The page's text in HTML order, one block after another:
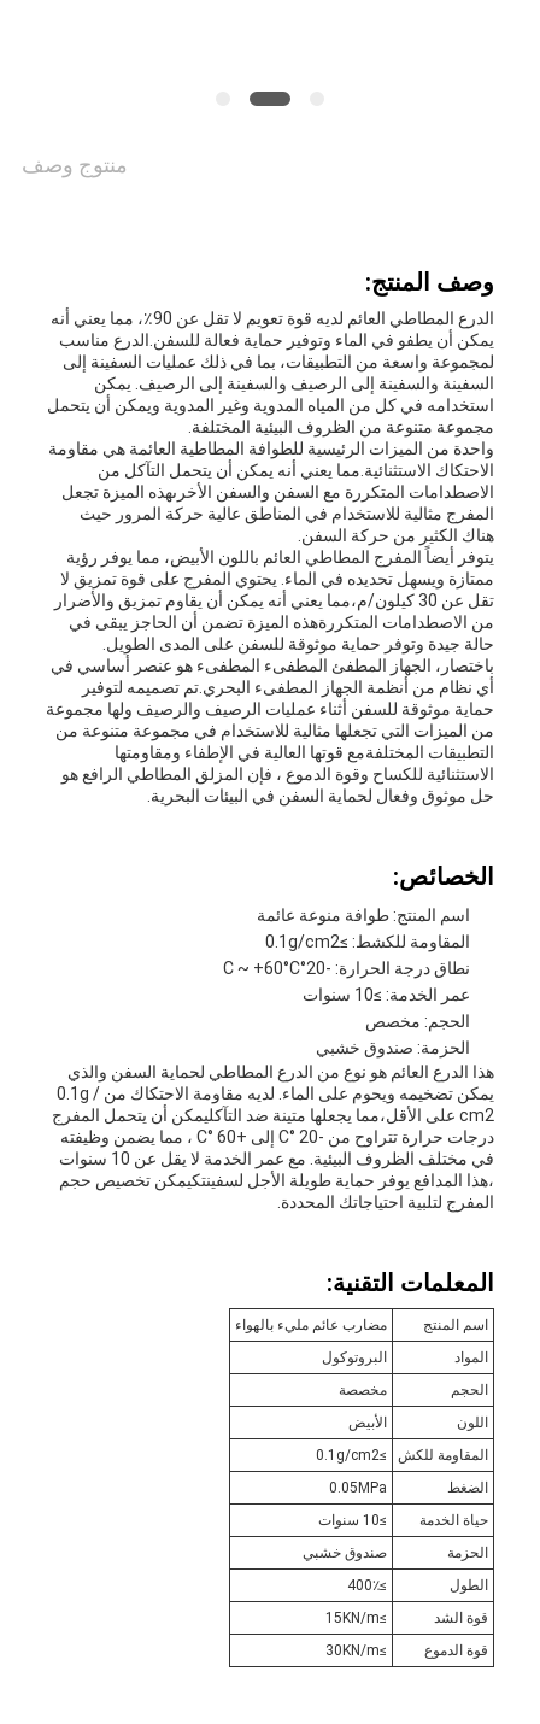
خريطة
الموقع
PRIVACY
POLICY
منتوج وصف
وصف المنتج:
الدرع المطاطي العائم لديه قوة تعويم لا تقل عن 90٪، مما يعني أنه
يمكن أن يطفو في الماء وتوفير حماية فعالة للسفن.الدرع مناسب
لمجموعة واسعة من التطبيقات، بما في ذلك عمليات السفينة إلى
السفينة والسفينة إلى الرصيف والسفينة إلى الرصيف. يمكن
استخدامه في كل من المياه المدوية وغير المدوية ويمكن أن يتحمل
مجموعة متنوعة من الظروف البيئية المختلفة.
واحدة من الميزات الرئيسية للطوافة المطاطية العائمة هي مقاومة
الاحتكاك الاستثنائية.مما يعني أنه يمكن أن يتحمل التآكل من
الاصطدامات المتكررة مع السفن والسفن الأخرىهذه الميزة تجعل
المفرج مثالية للاستخدام في المناطق عالية حركة المرور حيث
هناك الكثير من حركة السفن.
يتوفر أيضاً المفرج المطاطي العائم باللون الأبيض، مما يوفر رؤية
ممتازة ويسهل تحديده في الماء. يحتوي المفرج على قوة تمزيق لا
تقل عن 30 كيلون/م،مما يعني أنه يمكن أن يقاوم تمزيق والأضرار
من الاصطدامات المتكررةهذه الميزة تضمن أن الحاجز يبقى في
حالة جيدة وتوفر حماية موثوقة للسفن على المدى الطويل.
باختصار، الجهاز المطفئ المطفىء المطفىء هو عنصر أساسي في
أي نظام من أنظمة الجهاز المطفىء البحري.تم تصميمه لتوفير
حماية موثوقة للسفن أثناء عمليات الرصيف والرصيف ولها مجموعة
من الميزات التي تجعلها مثالية للاستخدام في مجموعة متنوعة من
التطبيقات المختلفةمع قوتها العالية في الإطفاء ومقاومتها
الاستثنائية للكساح وقوة الدموع ، فإن المزلق المطاطي الرافع هو
حل موثوق وفعال لحماية السفن في البيئات البحرية.
الخصائص:
اسم المنتج: طوافة منوعة عائمة
المقاومة للكشط: ≥0.1g/cm2
نطاق درجة الحرارة: -20°C ~ +60°C
عمر الخدمة: ≥10 سنوات
الحجم: مخصص
الحزمة: صندوق خشبي
هذا الدرع العائم هو نوع من الدرع المطاطي لحماية السفن والذي
يمكن تضخيمه ويحوم على الماء. لديه مقاومة الاحتكاك من 0.1g /
cm2 على الأقل،مما يجعلها متينة ضد التآكليمكن أن يتحمل المفرج
درجات حرارة تتراوح من -20 °C إلى +60 °C ، مما يضمن وظيفته
في مختلف الظروف البيئية. مع عمر الخدمة لا يقل عن 10 سنوات
،هذا المدافع يوفر حماية طويلة الأجل لسفينتكيمكن تخصيص حجم
المفرج لتلبية احتياجاتك المحددة.
المعلمات التقنية:
اسم المنتج
مضارب عائم مليء بالهواء
المواد
البروتوكول
الحجم
مخصصة
اللون
الأبيض
المقاومة للكش
≥0.1g/cm2
الضغط
0.05MPa
حياة الخدمة
≥10 سنوات
الحزمة
صندوق خشبي
الطول
≥400٪
قوة الشد
≥15KN/m
قوة الدموع
≥30KN/m